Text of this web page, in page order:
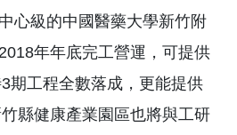
心級的中國醫藥大學新竹附
年年底完工營運，可提供
期工程全數落成，更能提供
縣健康產業園區也將與工研